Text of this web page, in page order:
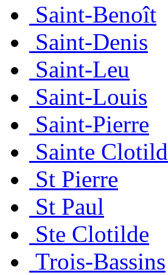
Saint-Benoît
Saint-Denis
Saint-Leu
Saint-Louis
Saint-Pierre
Sainte
St Pierre
St Paul
Ste Clotilde
Trois-Bassins